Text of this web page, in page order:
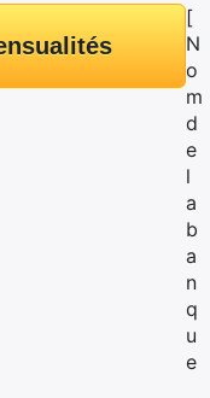
[
N
o
m
d
e
l
a
b
a
n
q
u
e